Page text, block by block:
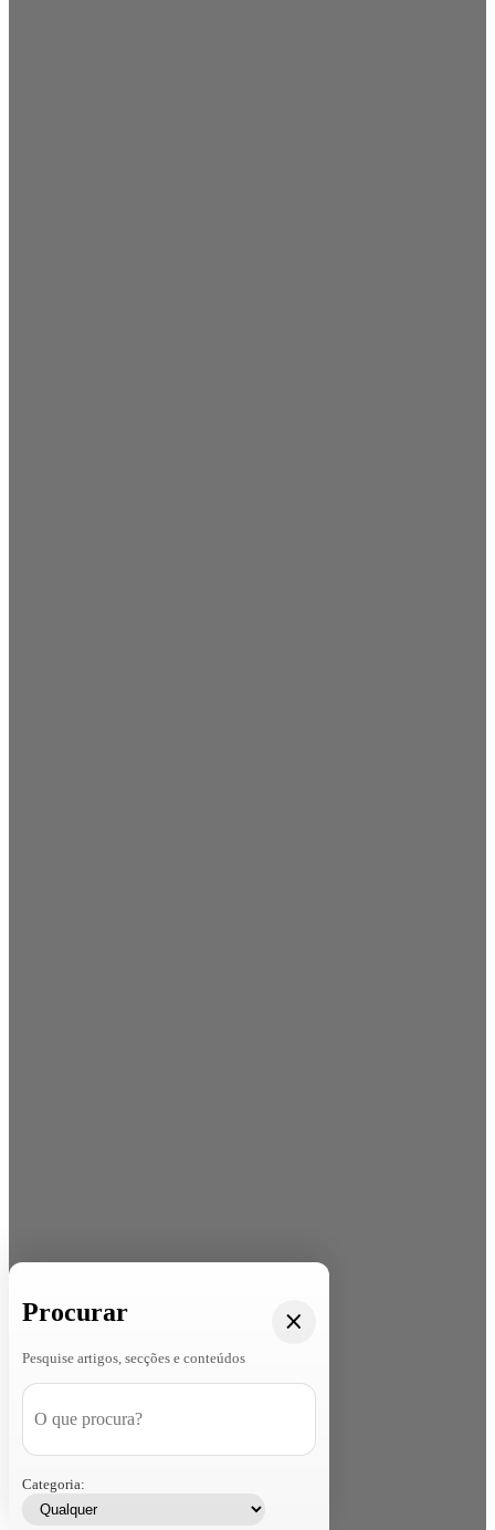
Procurar
Pesquise artigos, secções e conteúdos
Categoria: